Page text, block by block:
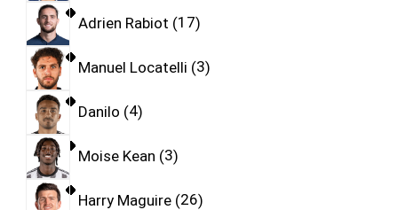
Adrien Rabiot 17
Manuel Locatelli 3
Danilo 4
Moise Kean 3
Harry Maguire 26